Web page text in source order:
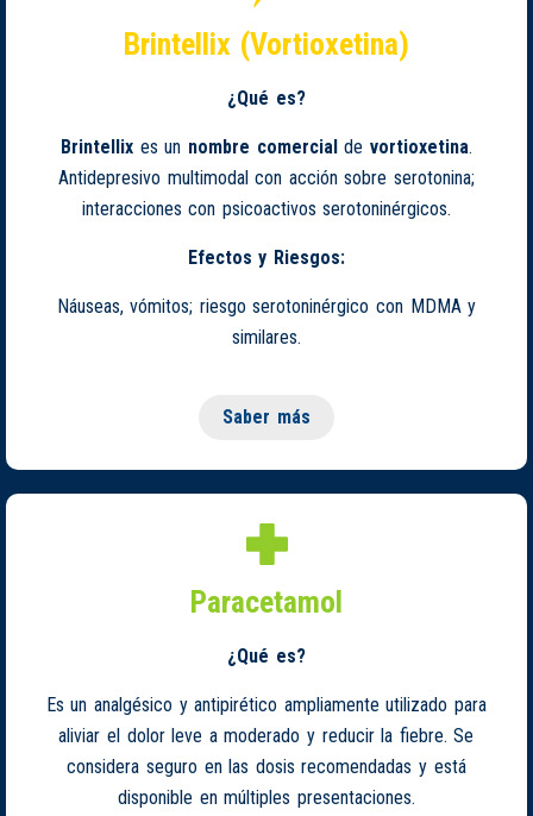
Brintellix (Vortioxetina)
¿Qué es?
Brintellix es un nombre comercialde vortioxetina.
Antidepresivo multimodal con acción sobre serotonina;
interacciones con psicoactivos serotoninérgicos.
Efectos y Riesgos:
Náuseas, vómitos; riesgo serotoninérgico con MDMA y
similares.
Saber más
Paracetamol
¿Qué es?
Es un analgésico y antipirético ampliamente utilizado para
aliviar el dolor leve a moderado y reducir la fiebre. Se
considera seguro en las dosis recomendadas y está
disponible en múltiples presentaciones.